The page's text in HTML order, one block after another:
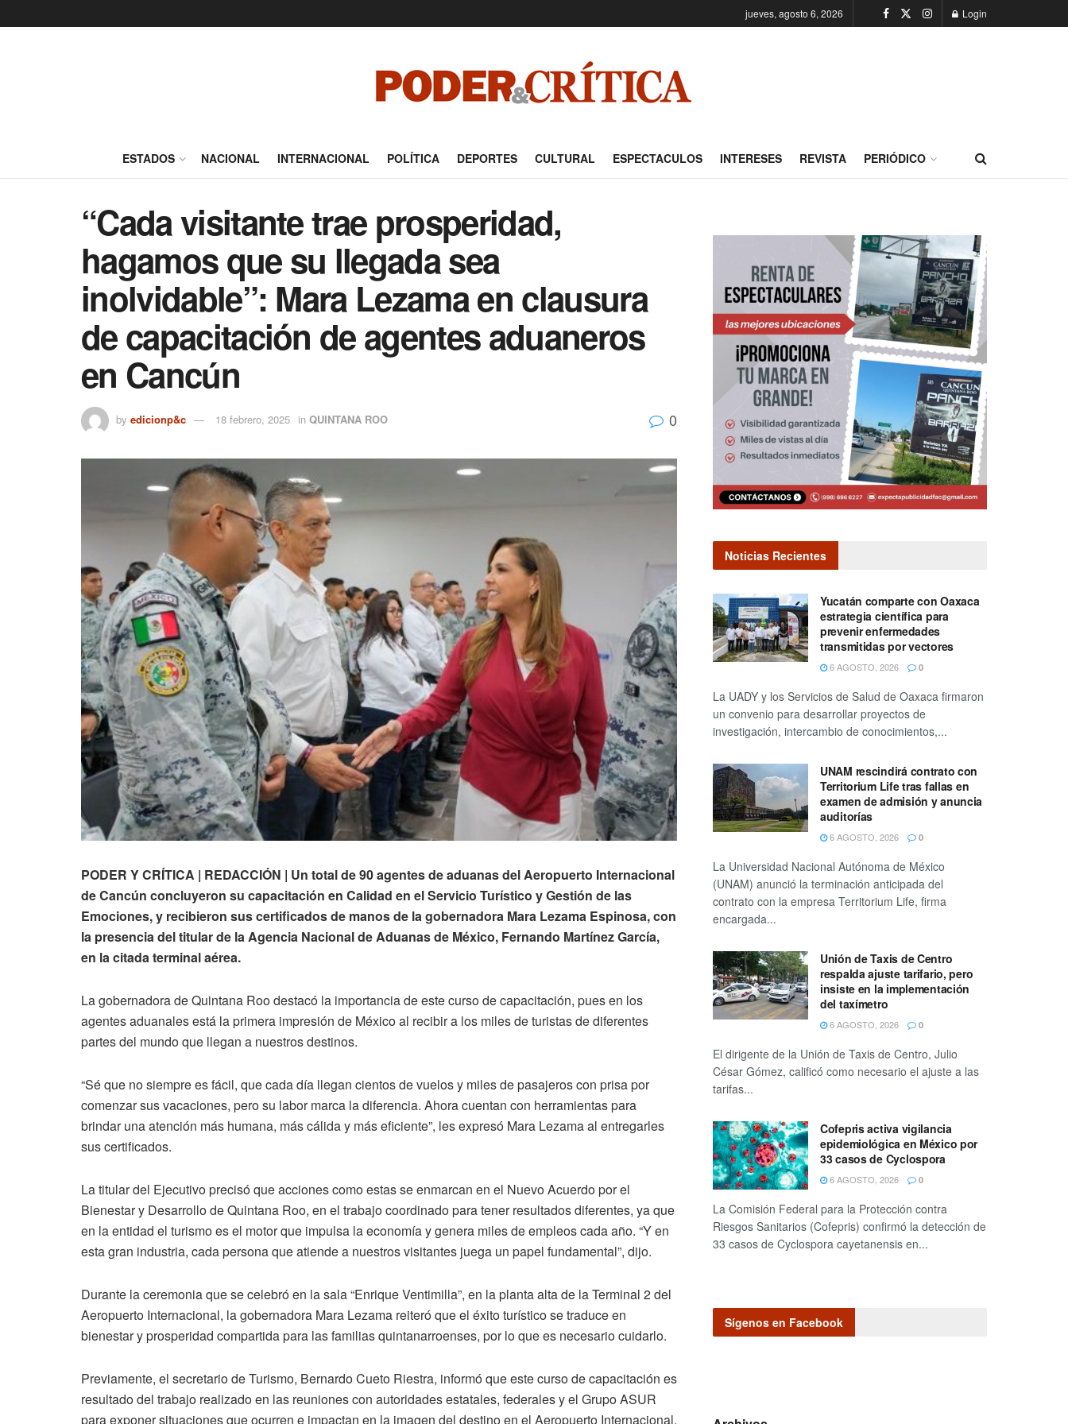
jueves, agosto 6, 2026 Login
ESTADOS NACIONAL INTERNACIONAL POLÍTICA DEPORTES CULTURAL ESPECTACULOS INTERESES REVISTA PERIÓDICO
“Cada visitante trae prosperidad,
hagamos que su llegada sea
inolvidable”: Mara Lezama en clausura
de capacitación de agentes aduaneros
en Cancún
by edicionp&c 18 febrero, 2025 in QUINTANA ROO 0
PODER Y CRÍTICA | REDACCIÓN | Un total de 90 agentes de aduanas del Aeropuerto Internacional
de Cancún concluyeron su capacitación en Calidad en el Servicio Turístico y Gestión de las
Emociones, y recibieron sus certificados de manos de la gobernadora Mara Lezama Espinosa, con
la presencia del titular de la Agencia Nacional de Aduanas de México, Fernando Martínez García,
en la citada terminal aérea.
La gobernadora de Quintana Roo destacó la importancia de este curso de capacitación, pues en los
agentes aduanales está la primera impresión de México al recibir a los miles de turistas de diferentes
partes del mundo que llegan a nuestros destinos.
“Sé que no siempre es fácil, que cada día llegan cientos de vuelos y miles de pasajeros con prisa por
comenzar sus vacaciones, pero su labor marca la diferencia. Ahora cuentan con herramientas para
brindar una atención más humana, más cálida y más eficiente”, les expresó Mara Lezama al entregarles
sus certificados.
La titular del Ejecutivo precisó que acciones como estas se enmarcan en el Nuevo Acuerdo por el
Bienestar y Desarrollo de Quintana Roo, en el trabajo coordinado para tener resultados diferentes, ya que
en la entidad el turismo es el motor que impulsa la economía y genera miles de empleos cada año. “Y en
esta gran industria, cada persona que atiende a nuestros visitantes juega un papel fundamental”, dijo.
Durante la ceremonia que se celebró en la sala “Enrique Ventimilla”, en la planta alta de la Terminal 2 del
Aeropuerto Internacional, la gobernadora Mara Lezama reiteró que el éxito turístico se traduce en
bienestar y prosperidad compartida para las familias quintanarroenses, por lo que es necesario cuidarlo.
Previamente, el secretario de Turismo, Bernardo Cueto Riestra, informó que este curso de capacitación es
resultado del trabajo realizado en las reuniones con autoridades estatales, federales y el Grupo ASUR
para exponer situaciones que ocurren e impactan en la imagen del destino en el Aeropuerto Internacional,
Noticias Recientes
Yucatán comparte con Oaxaca
estrategia científica para
prevenir enfermedades
transmitidas por vectores
6 AGOSTO, 2026 0
La UADY y los Servicios de Salud de Oaxaca firmaron
un convenio para desarrollar proyectos de
investigación, intercambio de conocimientos,...
UNAM rescindirá contrato con
Territorium Life tras fallas en
examen de admisión y anuncia
auditorías
6 AGOSTO, 2026 0
La Universidad Nacional Autónoma de México
(UNAM) anunció la terminación anticipada del
contrato con la empresa Territorium Life, firma
encargada...
Unión de Taxis de Centro
respalda ajuste tarifario, pero
insiste en la implementación
del taxímetro
6 AGOSTO, 2026 0
El dirigente de la Unión de Taxis de Centro, Julio
César Gómez, calificó como necesario el ajuste a las
tarifas...
Cofepris activa vigilancia
epidemiológica en México por
33 casos de Cyclospora
6 AGOSTO, 2026 0
La Comisión Federal para la Protección contra
Riesgos Sanitarios (Cofepris) confirmó la detección de
33 casos de Cyclospora cayetanensis en...
Sígenos en Facebook